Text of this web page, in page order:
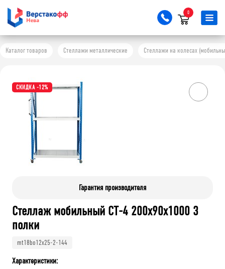
0
Каталог товаров Стеллажи металлические Стеллажи на колесах
СКИДКА -12%
Гарантия производителя
Стеллаж мобильный СТ-4 200x90x1000 3
полки
mt18bo12x25-2-144
Характеристики: